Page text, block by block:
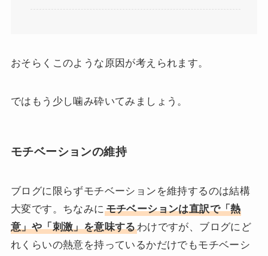
おそらくこのような原因が考えられます。
ではもう少し噛み砕いてみましょう。
モチベーションの維持
ブログに限らずモチベーションを維持するのは結構
大変です。ちなみにモチベーションは直訳で「熱
意」や「刺激」を意味するわけですが、ブログにど
れくらいの熱意を持っているかだけでもモチベーシ